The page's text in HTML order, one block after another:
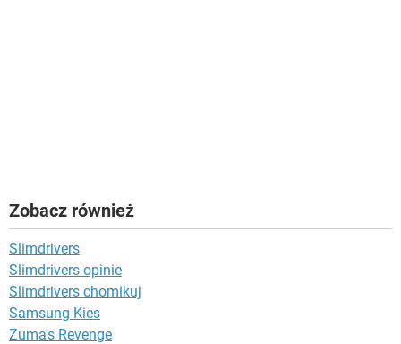
Zobacz również
Slimdrivers
Slimdrivers opinie
Slimdrivers chomikuj
Samsung Kies
Zuma's Revenge